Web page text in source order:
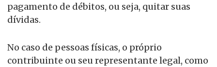
pagamento de débitos, ou seja, quitar suas
dívidas.
No caso de pessoas físicas, o próprio
contribuinte ou seu representante legal, como